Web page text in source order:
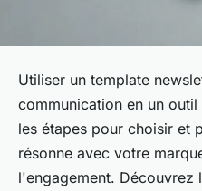
Utiliser un template
communication en un
les étapes pour choisir et
résonne avec votre
l'engagement. Découvrez